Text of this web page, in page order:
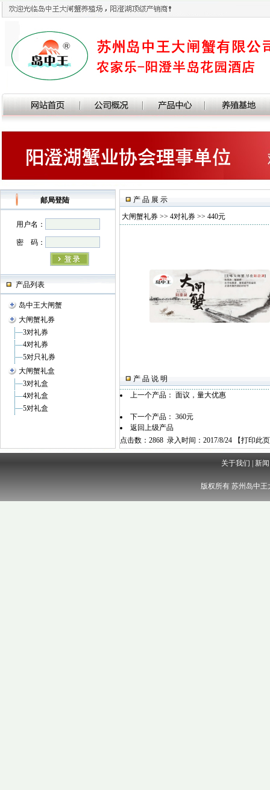
邮局登陆
用户名：
密 码：
产品列表
岛中王大闸蟹
大闸蟹礼券
3对礼券
4对礼券
5对只礼券
大闸蟹礼盒
3对礼盒
4对礼盒
5对礼盒
产 品 展 示
大闸蟹礼券 >> 4对礼券 >> 440元
产 品 说 明
上一个产品： 面议，量大优惠
下一个产品： 360元
返回上级产品
点击数：2868 录入时间：2017/8/24 【打印此页
关于我们 新
版权所有 苏州岛中王